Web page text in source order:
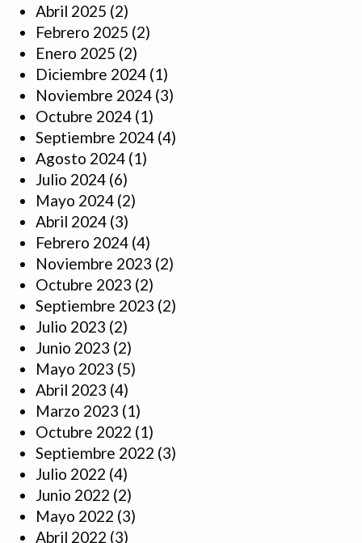
Abril 2025 (2)
Febrero 2025 (2)
Enero 2025 (2)
Diciembre 2024 (1)
Noviembre 2024 (3)
Octubre 2024 (1)
Septiembre 2024 (4)
Agosto 2024 (1)
Julio 2024 (6)
Mayo 2024 (2)
Abril 2024 (3)
Febrero 2024 (4)
Noviembre 2023 (2)
Octubre 2023 (2)
Septiembre 2023 (2)
Julio 2023 (2)
Junio 2023 (2)
Mayo 2023 (5)
Abril 2023 (4)
Marzo 2023 (1)
Octubre 2022 (1)
Septiembre 2022 (3)
Julio 2022 (4)
Junio 2022 (2)
Mayo 2022 (3)
Abril 2022 (3)